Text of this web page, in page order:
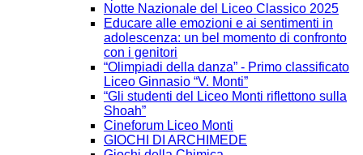
Notte Nazionale del Liceo Classico 2025
Educare alle emozioni e ai sentimenti in
adolescenza: un bel momento di confronto
con i genitori
“Olimpiadi della danza” - Primo classificato
Liceo Ginnasio “V. Monti”
“Gli studenti del Liceo Monti riflettono sulla
Shoah”
Cineforum Liceo Monti
GIOCHI DI ARCHIMEDE